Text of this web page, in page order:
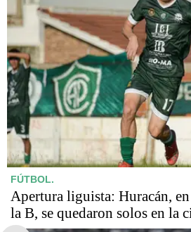
FÚTBOL.
Apertura liguista: Huracán,
la B, se quedaron solos en la